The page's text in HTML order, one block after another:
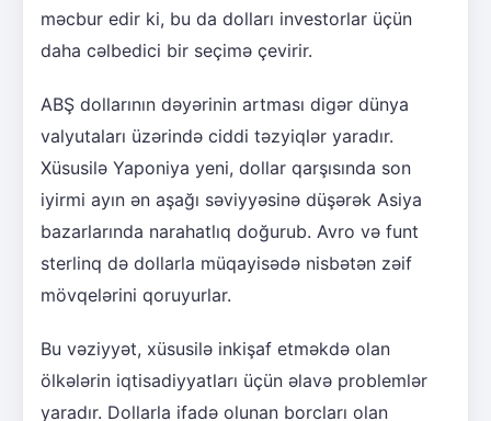
məcbur edir ki, bu da dolları investorlar üçün
daha cəlbedici bir seçimə çevirir.
ABŞ dollarının dəyərinin artması digər dünya
valyutaları üzərində ciddi təzyiqlər yaradır.
Xüsusilə Yaponiya yeni, dollar qarşısında son
iyirmi ayın ən aşağı səviyyəsinə düşərək Asiya
bazarlarında narahatlıq doğurub. Avro və funt
sterlinq də dollarla müqayisədə nisbətən zəif
mövqelərini qoruyurlar.
Bu vəziyyət, xüsusilə inkişaf etməkdə olan
ölkələrin iqtisadiyyatları üçün əlavə problemlər
yaradır. Dollarla ifadə olunan borcları olan